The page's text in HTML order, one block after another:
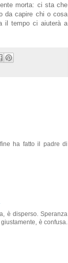
morta: ci sta che
da capire chi o cosa
il tempo ci aiuterà a
ha fatto il padre di
è disperso. Speranza
è confusa.